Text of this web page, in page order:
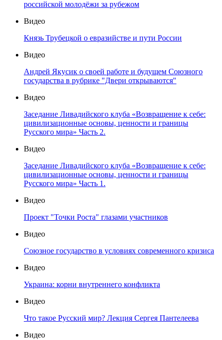
российской молодёжи за рубежом
Видео
Князь Трубецкой о евразийстве и пути России
Видео
Андрей Якусик о своей работе и будущем Союзного
государства в рубрике "Двери открываются"
Видео
Заседание Ливадийского клуба «Возвращение к себе:
цивилизационные основы, ценности и границы
Русского мира» Часть 2.
Видео
Заседание Ливадийского клуба «Возвращение к себе:
цивилизационные основы, ценности и границы
Русского мира» Часть 1.
Видео
Проект "Точки Роста" глазами участников
Видео
Союзное государство в условиях современного кризиса
Видео
Украина: корни внутреннего конфликта
Видео
Что такое Русский мир? Лекция Сергея Пантелеева
Видео